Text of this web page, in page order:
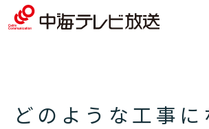
どのような工事に